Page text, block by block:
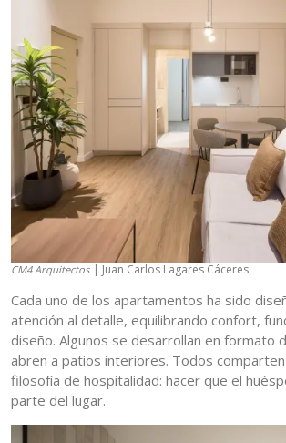
CM4 Arquitectos | Juan Carlos Lagares Cáceres
Cada uno de los apartamentos ha sido
atención al detalle, equilibrando confort,
diseño. Algunos se desarrollan en formato
abren a patios interiores. Todos comparten
filosofía de hospitalidad: hacer que el
parte del lugar.